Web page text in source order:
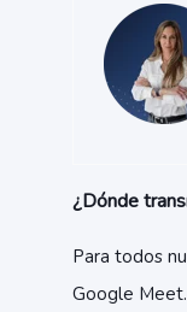
¿Dónde
Para todos
Google Meet.